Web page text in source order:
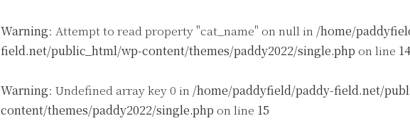
Warning: Attempt to read property "cat_name" on null in /home/
field.net/public_html/wp-content/themes/paddy2022/single.php on line 14
Warning: Undefined array key 0 in /home/paddyfield/paddy-field.net/
content/themes/paddy2022/single.php on line 15